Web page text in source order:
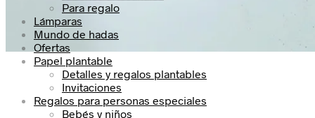
Para regalo
Lámparas
Mundo de hadas
Ofertas
Papel plantable
Detalles y regalos plantables
Invitaciones
Regalos para personas especiales
Bebés y niños